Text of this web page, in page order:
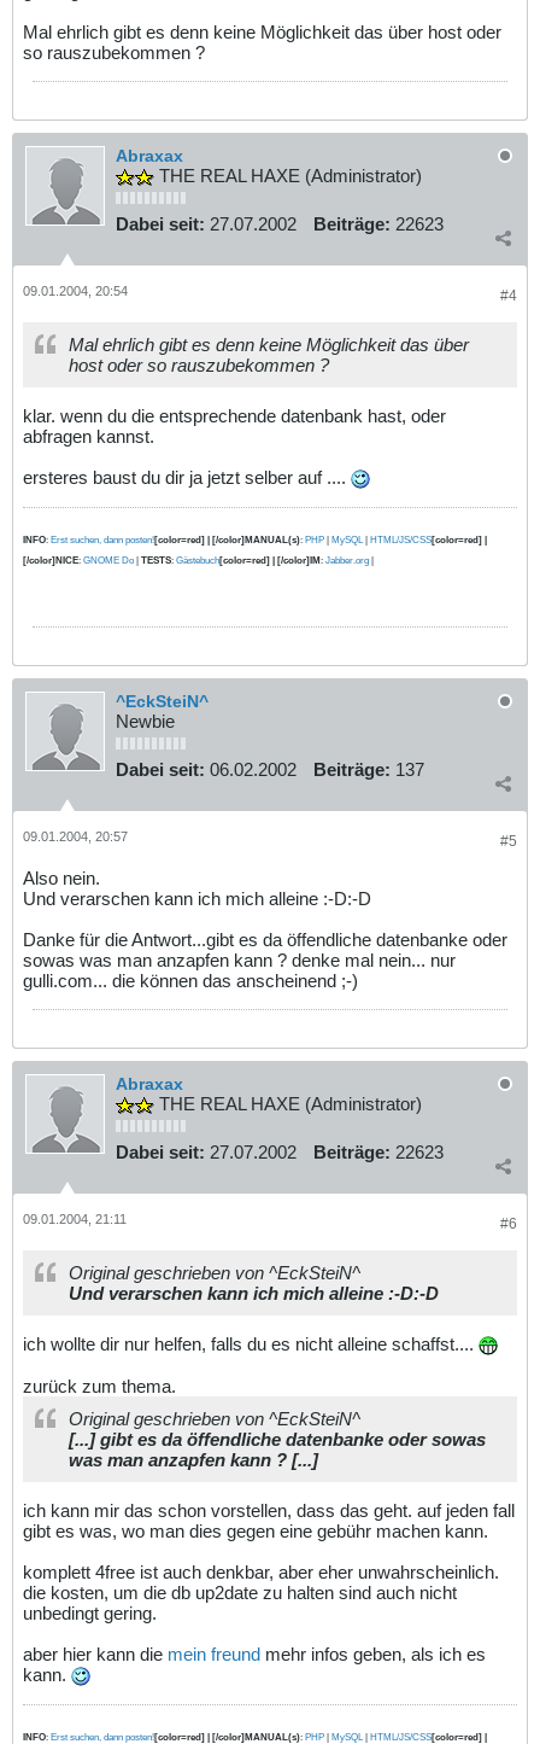
Mal ehrlich gibt es denn keine Möglichkeit das über host oder
so rauszubekommen ?
Abraxax
THE REAL HAXE (Administrator)
Dabei seit: 27.07.2002 Beiträge: 22623
#4
09.01.2004, 20:54
Mal ehrlich gibt es denn keine Möglichkeit das über
host oder so rauszubekommen ?
klar. wenn du die entsprechende datenbank hast, oder
abfragen kannst.
ersteres baust du dir ja jetzt selber auf ....
INFO: Erst suchen, dann posten![color=red] | [/color]MANUAL(s): PHP | MySQL | HTML/JS/CSS[color=red] |
[/color]NICE: GNOME Do | TESTS: Gästebuch[color=red] | [/color]IM: Jabber.org |
^EckSteiN^
Newbie
Dabei seit: 06.02.2002 Beiträge: 137
#5
09.01.2004, 20:57
Also nein.
Und verarschen kann ich mich alleine :-D:-D
Danke für die Antwort...gibt es da öffendliche datenbanke oder
sowas was man anzapfen kann ? denke mal nein... nur
gulli.com... die können das anscheinend ;-)
Abraxax
THE REAL HAXE (Administrator)
Dabei seit: 27.07.2002 Beiträge: 22623
#6
09.01.2004, 21:11
Original geschrieben von ^EckSteiN^
Und verarschen kann ich mich alleine :-D:-D
ich wollte dir nur helfen, falls du es nicht alleine schaffst....
zurück zum thema.
Original geschrieben von ^EckSteiN^
[...] gibt es da öffendliche datenbanke oder sowas
was man anzapfen kann ? [...]
ich kann mir das schon vorstellen, dass das geht. auf jeden fall
gibt es was, wo man dies gegen eine gebühr machen kann.
komplett 4free ist auch denkbar, aber eher unwahrscheinlich.
die kosten, um die db up2date zu halten sind auch nicht
unbedingt gering.
aber hier kann die mein freund mehr infos geben, als ich es
kann.
INFO: Erst suchen, dann posten![color=red] | [/color]MANUAL(s): PHP MySQL HTML/JS/CSS[color=red] |